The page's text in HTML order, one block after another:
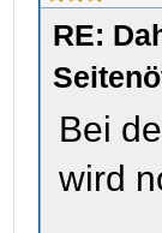
RE:
Bei
wird